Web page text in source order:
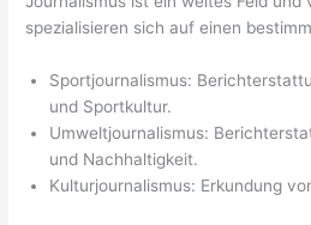
spezialisieren sich auf einen
Sportjournalismus:
und Sportkultur.
Umweltjournalismus:
und Nachhaltigkeit.
Kulturjournalismus: Erkundung